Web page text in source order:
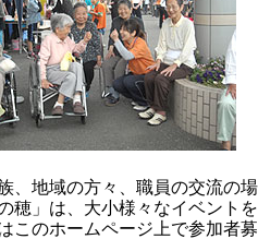
、地域の方々、職員の交流の
穂」は、大小様々なイベント
このホームページ上で参加者